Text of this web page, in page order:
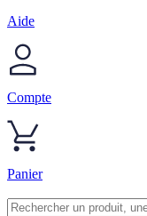
Aide
Compte
Panier